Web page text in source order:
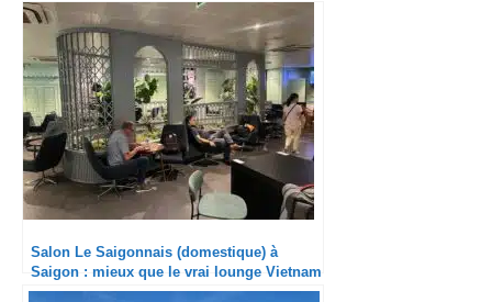
Salon Le Saigonnais (domestique) à
Saigon : mieux que le vrai lounge Vietnam
Airlines ?